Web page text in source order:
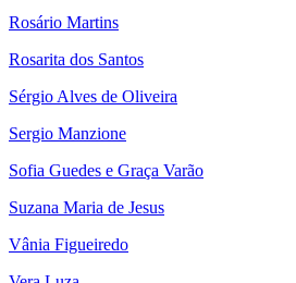
Rosário Martins
Rosarita dos Santos
Sérgio Alves de Oliveira
Sergio Manzione
Sofia Guedes e Graça Varão
Suzana Maria de Jesus
Vânia Figueiredo